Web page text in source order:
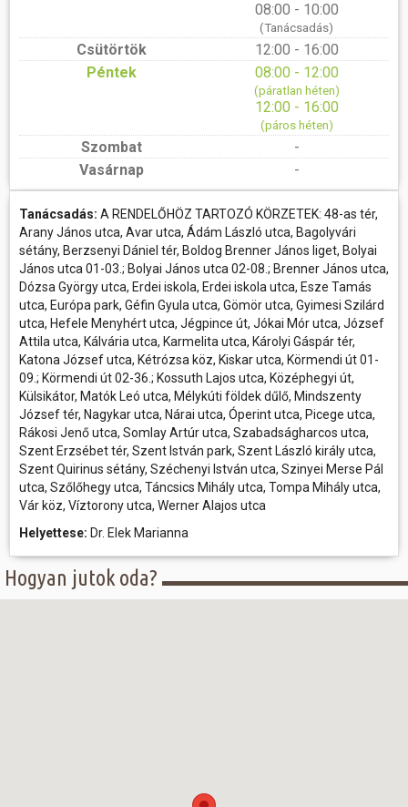
08:00 - 10:00
(Tanácsadás)
Csütörtök
12:00 - 16:00
Péntek
08:00 - 12:00
(páratlan héten)
12:00 - 16:00
(páros héten)
Szombat
-
Vasárnap
-
Tanácsadás: A RENDELŐHÖZ TARTOZÓ KÖRZETEK: 48-as tér,
Arany János utca, Avar utca, Ádám László utca, Bagolyvári
sétány, Berzsenyi Dániel tér, Boldog Brenner János liget, Bolyai
János utca 01-03.; Bolyai János utca 02-08.; Brenner János utca,
Dózsa György utca, Erdei iskola, Erdei iskola utca, Esze Tamás
utca, Európa park, Géfin Gyula utca, Gömör utca, Gyimesi Szilárd
utca, Hefele Menyhért utca, Jégpince út, Jókai Mór utca, József
Attila utca, Kálvária utca, Karmelita utca, Károlyi Gáspár tér,
Katona József utca, Kétrózsa köz, Kiskar utca, Körmendi út 01-
09.; Körmendi út 02-36.; Kossuth Lajos utca, Középhegyi út,
Külsikátor, Matók Leó utca, Mélykúti földek dűlő, Mindszenty
József tér, Nagykar utca, Nárai utca, Óperint utca, Picege utca,
Rákosi Jenő utca, Somlay Artúr utca, Szabadságharcos utca,
Szent Erzsébet tér, Szent István park, Szent László király utca,
Szent Quirinus sétány, Széchenyi István utca, Szinyei Merse Pál
utca, Szőlőhegy utca, Táncsics Mihály utca, Tompa Mihály utca,
Vár köz, Víztorony utca, Werner Alajos utca
Helyettese: Dr. Elek Marianna
Hogyan jutok oda?